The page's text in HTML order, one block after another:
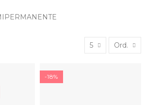
5 Ord.
-18%